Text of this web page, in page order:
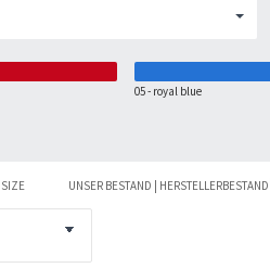
05 - royal blue
SIZE UNSER BESTAND | HERSTELLERBESTAND